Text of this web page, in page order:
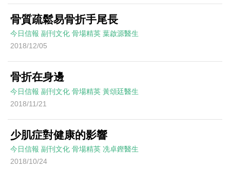
骨質疏鬆易骨折手尾長
今日信報 副刊文化 骨場精英 葉啟源醫生
2018/12/05
骨折在身邊
今日信報 副刊文化 骨場精英 黃頌廷醫生
2018/11/21
少肌症對健康的影響
今日信報 副刊文化 骨場精英 冼卓鏗醫生
2018/10/24